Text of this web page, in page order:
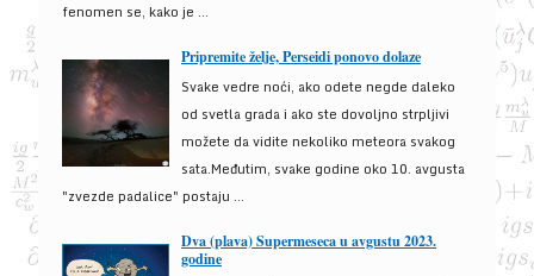
fenomen se, kako je ...
Pripremite želje, Perseidi ponovo dolaze
Svake vedre noći, ako odete negde daleko
od svetla grada i ako ste dovoljno strpljivi
možete da vidite nekoliko meteora svakog
sata.Međutim, svake godine oko 10. avgusta
"zvezde padalice" postaju ...
Dva (plava) Supermeseca u avgustu 2023.
godine